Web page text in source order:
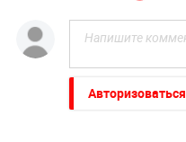
Авторизоваться